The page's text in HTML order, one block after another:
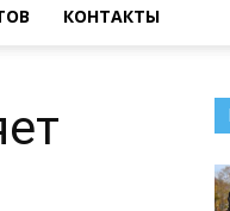
КОНТАКТЫ